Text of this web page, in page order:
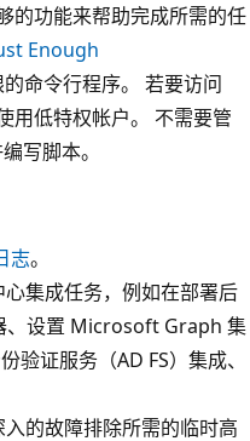
的功能来帮助完成所需的任
Enough
命令行程序。 若要访问
用低特权帐户。 不需要管
写脚本。
志。
集成任务，例如在部署后
、设置 Microsoft Graph 集
证服务（AD FS）集成、
的故障排除所需的临时高